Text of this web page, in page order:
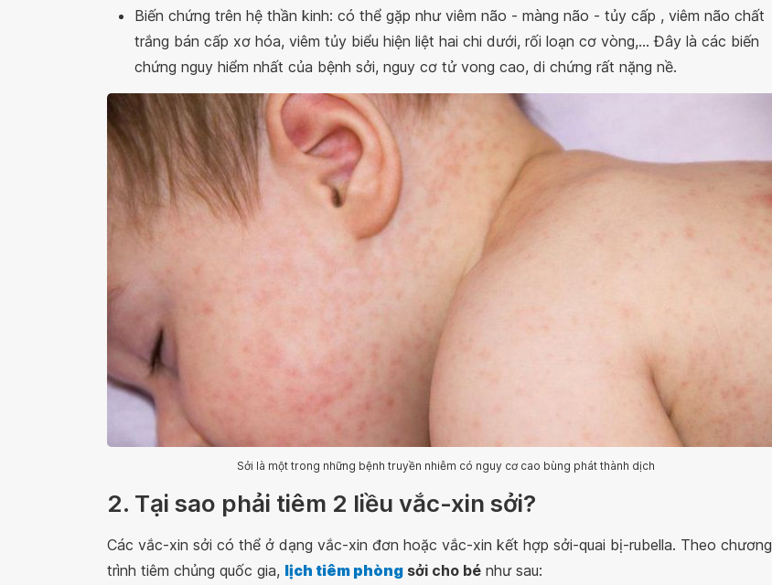
Biến chứng trên hệ thần kinh: có thể gặp như viêm não - màng não - tủy cấp , viêm não chất
trắng bán cấp xơ hóa, viêm tủy biểu hiện liệt hai chi dưới, rối loạn cơ vòng,... Đây là các biến
chứng nguy hiểm nhất của bệnh sởi, nguy cơ tử vong cao, di chứng rất nặng nề.
Sởi là một trong những bệnh truyền nhiễm có nguy cơ cao bùng phát thành dịch
2. Tại sao phải tiêm 2 liều vắc-xin sởi?
Các vắc-xin sởi có thể ở dạng vắc-xin đơn hoặc vắc-xin kết hợp sởi-quai bị-rubella. Theo chương
trình tiêm chủng quốc gia, lịch tiêm phòng sởi cho bé như sau: